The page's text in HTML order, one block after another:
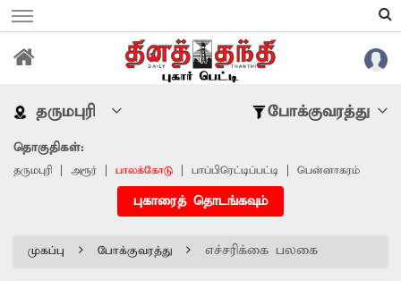
தருமபுரி போக்குவரத்து
தொகுதிகள்:
தருமபுரி அரூர் பாலக்கோடு பாப்பிரெட்டிப்பட்டி பென்னாகரம்
புகாரைத் தொடங்கவும்
முகப்பு போக்குவரத்து எச்சரிக்கை பலகை